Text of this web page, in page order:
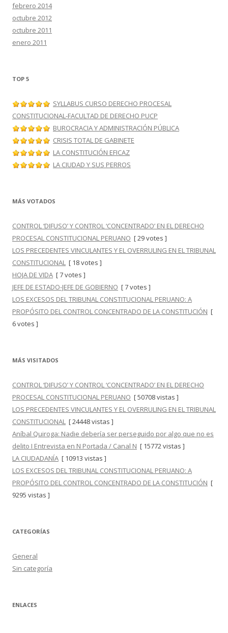
febrero 2014
octubre 2012
octubre 2011
enero 2011
TOP 5
SYLLABUS CURSO DERECHO PROCESAL
CONSTITUCIONAL-FACULTAD DE DERECHO PUCP
BUROCRACIA Y ADMINISTRACIÓN PÚBLICA
CRISIS TOTAL DE GABINETE
LA CONSTITUCIÓN EFICAZ
LA CIUDAD Y SUS PERROS
MÁS VOTADOS
CONTROL ‘DIFUSO’ Y CONTROL ‘CONCENTRADO’ EN EL DERECHO
PROCESAL CONSTITUCIONAL PERUANO [ 29 votes ]
LOS PRECEDENTES VINCULANTES Y EL OVERRULING EN EL TRIBUNAL
CONSTITUCIONAL [ 18 votes ]
HOJA DE VIDA [ 7 votes ]
JEFE DE ESTADO-JEFE DE GOBIERNO [ 7 votes ]
LOS EXCESOS DEL TRIBUNAL CONSTITUCIONAL PERUANO: A
PROPÓSITO DEL CONTROL CONCENTRADO DE LA CONSTITUCIÓN [
6 votes ]
MÁS VISITADOS
CONTROL ‘DIFUSO’ Y CONTROL ‘CONCENTRADO’ EN EL DERECHO
PROCESAL CONSTITUCIONAL PERUANO [ 50708 vistas ]
LOS PRECEDENTES VINCULANTES Y EL OVERRULING EN EL TRIBUNAL
CONSTITUCIONAL [ 24448 vistas ]
Aníbal Quiroga: Nadie debería ser perseguido por algo que no es
delito I Entrevista en N Portada / Canal N [ 15772 vistas ]
LA CIUDADANÍA [ 10913 vistas ]
LOS EXCESOS DEL TRIBUNAL CONSTITUCIONAL PERUANO: A
PROPÓSITO DEL CONTROL CONCENTRADO DE LA CONSTITUCIÓN [
9295 vistas ]
CATEGORÍAS
General
Sin categoría
ENLACES